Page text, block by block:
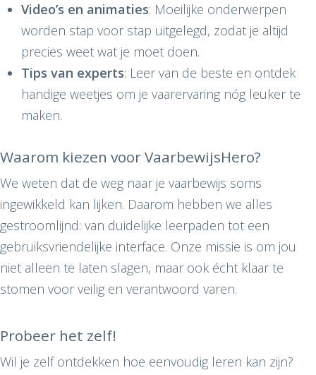
Video’s en animaties: Moeilijke onderwerpen
worden stap voor stap uitgelegd, zodat je altijd
precies weet wat je moet doen.
Tips van experts: Leer van de beste en ontdek
handige weetjes om je vaarervaring nóg leuker te
maken.
Waarom kiezen voor VaarbewijsHero?
We weten dat de weg naar je vaarbewijs soms
ingewikkeld kan lijken. Daarom hebben we alles
gestroomlijnd: van duidelijke leerpaden tot een
gebruiksvriendelijke interface. Onze missie is om jou
niet alleen te laten slagen, maar ook écht klaar te
stomen voor veilig en verantwoord varen.
Probeer het zelf!
Wil je zelf ontdekken hoe eenvoudig leren kan zijn?